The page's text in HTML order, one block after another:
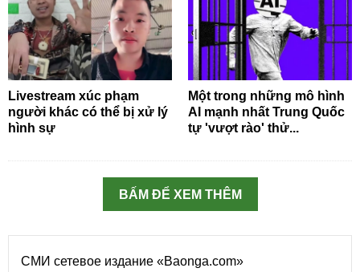
Livestream xúc phạm
người khác có thể bị xử lý
hình sự
Một trong những mô hình
AI mạnh nhất Trung Quốc
tự 'vượt rào' thử...
BẤM ĐỂ XEM THÊM
СМИ сетевое издание «Baonga.com»